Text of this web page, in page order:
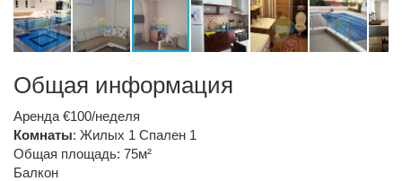
Общая информация
Аренда €100/неделя
Комнаты: Жилых 1 Спален 1
Общая площадь: 75м²
Балкон